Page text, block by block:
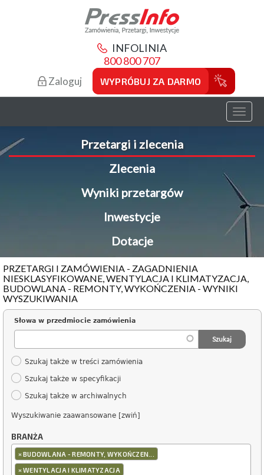
INFOLINIA
800 800 707
Zaloguj WYPRÓBUJ ZA DARMO
Toggle
Przetargi i zlecenia
Zlecenia
Wyniki przetargów
Inwestycje
Dotacje
PRZETARGI I ZAMÓWIENIA - ZAGADNIENIA
NIESKLASYFIKOWANE, WENTYLACJA I KLIMATYZACJA,
BUDOWLANA - REMONTY, WYKOŃCZENIA - WYNIKI
WYSZUKIWANIA
Słowa w przedmiocie zamówienia
Szukaj także w treści zamówienia
Szukaj także w specyfikacji
Szukaj także w archiwalnych
Wyszukiwanie zaawansowane [zwiń]
BRANŻA
×BUDOWLANA - REMONTY, WYKOŃCZEN...
×WENTYLACJA I KLIMATYZACJA